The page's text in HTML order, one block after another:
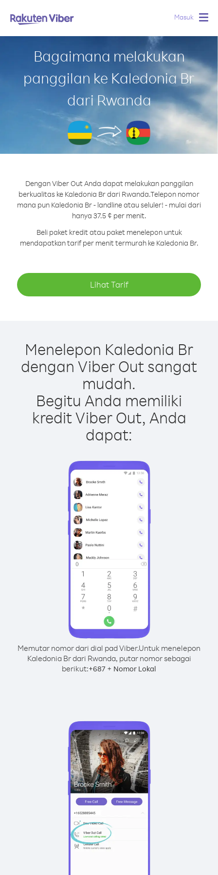
Masuk
Bagaimana melakukan
panggilan ke Kaledonia Br
dari Rwanda
Dengan Viber Out Anda dapat melakukan panggilan
berkualitas ke Kaledonia Br dari Rwanda.Telepon nomor
mana pun Kaledonia Br - landline atau seluler! - mulai dari
hanya 37.5 ¢ per menit.
Beli paket kredit atau paket menelepon untuk
mendapatkan tarif per menit termurah ke Kaledonia Br.
Lihat Tarif
Menelepon Kaledonia Br
dengan Viber Out sangat
mudah.
Begitu Anda memiliki
kredit Viber Out, Anda
dapat:
Memutar nomor dari dial pad Viber.Untuk menelepon
Kaledonia Br dari Rwanda, putar nomor sebagai
berikut:+687 + Nomor Lokal